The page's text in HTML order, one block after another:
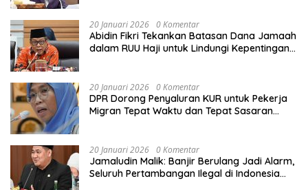
20 Januari 2026 0 Komentar
Abidin Fikri Tekankan Batasan Dana Jamaah
dalam RUU Haji untuk Lindungi Kepentingan
20 Januari 2026 0 Komentar
DPR Dorong Penyaluran KUR untuk Pekerja
Migran Tepat Waktu dan Tepat Sasaran
20 Januari 2026 0 Komentar
Jamaludin Malik: Banjir Berulang Jadi Alarm,
Seluruh Pertambangan Ilegal di Indonesia